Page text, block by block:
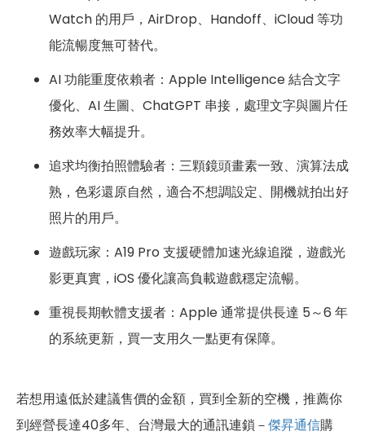
Watch 的用戶，AirDrop、Handoff、iCloud 等功
能流暢度無可替代。
AI 功能重度依賴者：Apple Intelligence 結合文字
優化、AI 生圖、ChatGPT 串接，處理文字與圖片任
務效率大幅提升。
追求均衡拍照體驗者：三顆鏡頭畫素一致、演算法成
熟，色彩還原自然，適合不想調設定、開機就拍出好
照片的用戶。
遊戲玩家：A19 Pro 支援硬體加速光線追蹤，遊戲光
影更真實，iOS 優化讓高負載遊戲穩定流暢。
重視長期軟體支援者：Apple 通常提供長達 5～6 年
的系統更新，買一支用久一點更有保障。
若想用遠低於建議售價的金額，買到全新的空機，推薦你
到經營長達40多年、台灣最大的通訊連鎖－傑昇通信購